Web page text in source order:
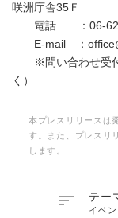
咲洲庁舎35Ｆ
電話 ：06-
E-mail ：
※問い合わせ受付
く）
本プレスリリースは
す。また、プレスリ
します。
 テー
イベ